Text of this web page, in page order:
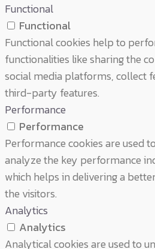
Functional
Functional
Functional cookies help to
functionalities like sharing the
social media platforms, collect
third-party features.
Performance
Performance
Performance cookies are used
analyze the key performance
which helps in delivering a
the visitors.
Analytics
Analytics
Analytical cookies are used to